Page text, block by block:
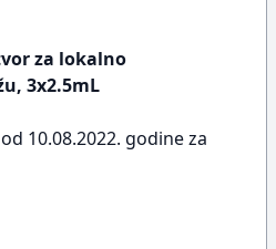
za lokalno
3x2.5mL
10.08.2022. godine za